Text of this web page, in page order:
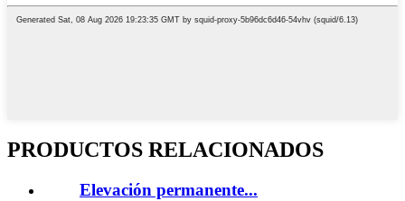
PRODUCTOS RELACIONADOS
Elevación permanente...